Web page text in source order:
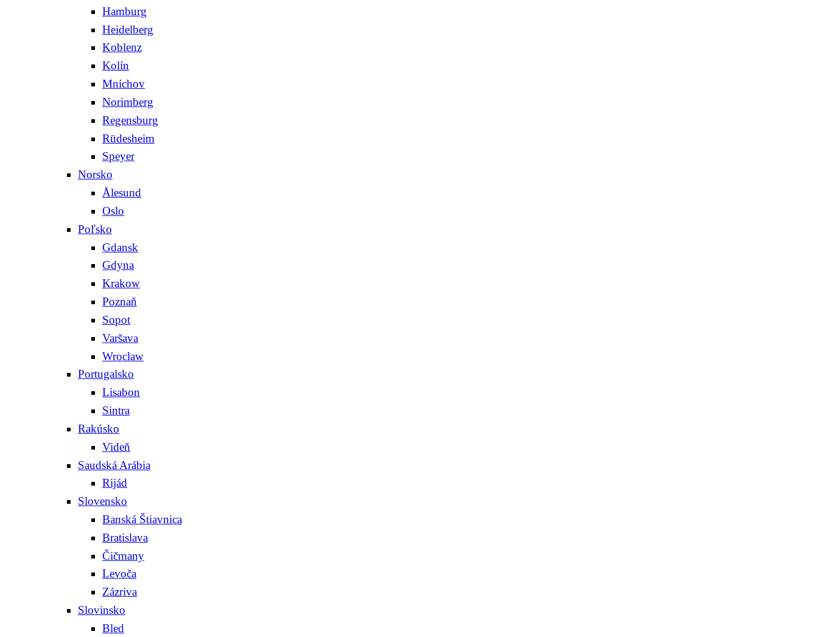
Hamburg
Heidelberg
Koblenz
Kolín
Mníchov
Norimberg
Regensburg
Rüdesheim
Speyer
Norsko
Ålesund
Oslo
Poľsko
Gdansk
Gdyna
Krakow
Poznaň
Sopot
Varšava
Wroclaw
Portugalsko
Lisabon
Sintra
Rakúsko
Videň
Saudská Arábia
Rijád
Slovensko
Banská Štiavnica
Bratislava
Čičmany
Levoča
Zázriva
Slovinsko
Bled